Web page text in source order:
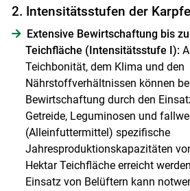
2. Intensitätsstufen der
Extensive Bewirtschaftung bis
Teichfläche (Intensitätsstufe I):
Teichbonität, dem Klima und den
Nährstoffverhältnissen können
Bewirtschaftung durch den
Getreide, Leguminosen und
(Alleinfuttermittel) spezifische
Jahresproduktionskapazitäten
Hektar Teichfläche erreicht
Einsatz von Belüftern kann